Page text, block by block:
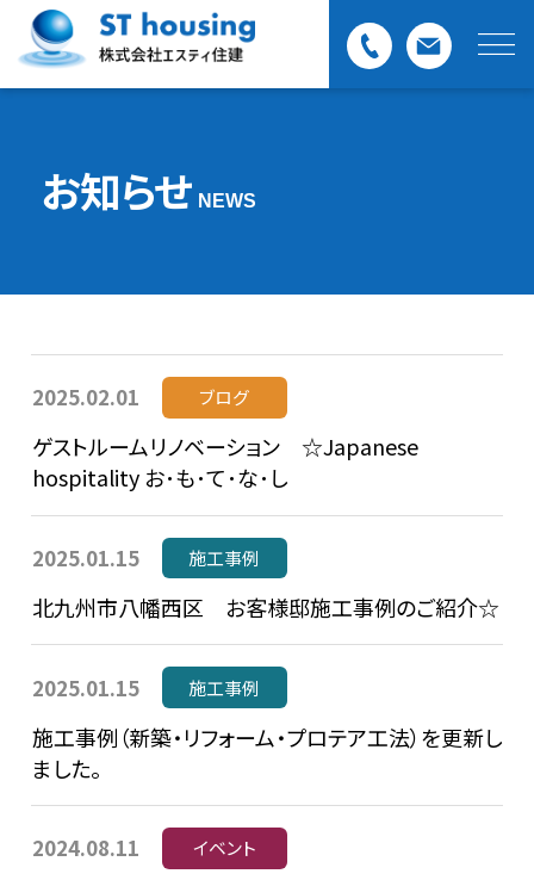
お知らせ NEWS
2025.02.01 ブログ
ゲストルームリノベーション ☆Japanese
hospitality お･も･て･な･し
2025.01.15 施工事例
北九州市八幡西区 お客様邸施工事例のご紹介☆
2025.01.15 施工事例
施工事例（新築・リフォーム・プロテア工法）を更新し
ました。
2024.08.11 イベント